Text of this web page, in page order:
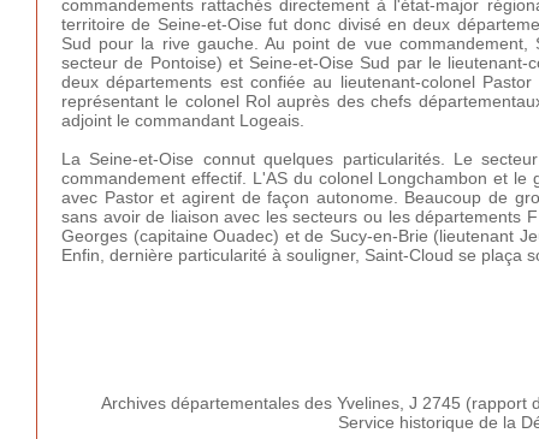
commandements rattachés directement à l'état-major
territoire de Seine-et-Oise fut donc divisé en deux
Sud pour la rive gauche. Au point de vue
secteur de Pontoise) et Seine-et-Oise Sud par le
deux départements est confiée au lieutenant-colonel
représentant le colonel Rol auprès des chefs
adjoint le commandant Logeais.
La Seine-et-Oise connut quelques particularités. Le
commandement effectif. L'AS du colonel Longchambon et
avec Pastor et agirent de façon autonome. Beaucoup de
sans avoir de liaison avec les secteurs ou les départements
Georges (capitaine Ouadec) et de Sucy-en-Brie (lieutenant
Enfin, dernière particularité à souligner, Saint-Cloud se plaça
Archives départementales des Yvelines, J 2745
Service historique de la